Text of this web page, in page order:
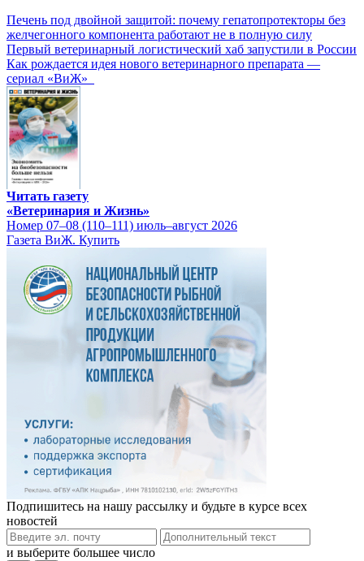
Печень под двойной защитой: почему гепатопротекторы без
желчегонного компонента работают не в полную силу
Первый ветеринарный логистический хаб запустили в России
Как рождается идея нового ветеринарного препарата —
сериал «ВиЖ»
Читать газету
«Ветеринария и Жизнь»
Номер 07–08 (110–111) июль–август 2026
Газета ВиЖ. Купить
Подпишитесь на нашу рассылку и будьте в курсе всех
новостей
и выберите большее число